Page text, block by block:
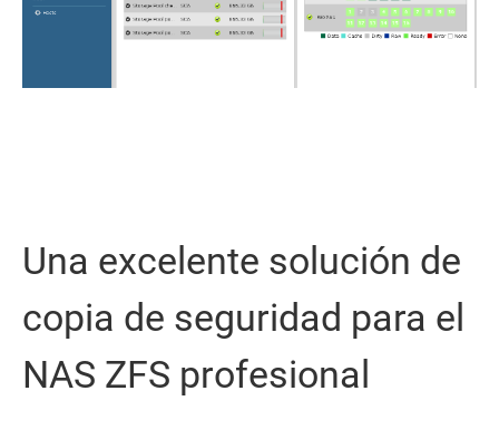
Una excelente solución de
copia de seguridad para el
NAS ZFS profesional